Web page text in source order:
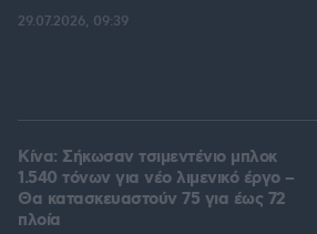
29.07.2026, 09:39
Κίνα: Σήκωσαν τσιμεντένιο μπλοκ
1.540 τόνων για νέο λιμενικό έργο –
Θα κατασκευαστούν 75 για έως 72
πλοία